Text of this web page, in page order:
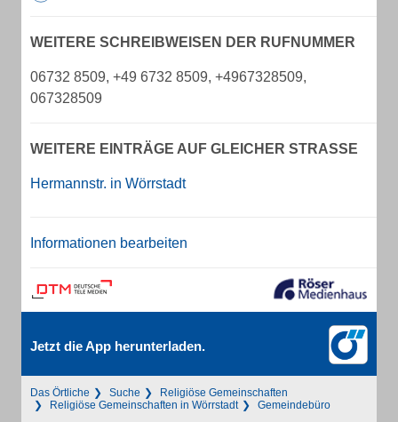
WEITERE SCHREIBWEISEN DER RUFNUMMER
06732 8509, +49 6732 8509, +4967328509,
067328509
WEITERE EINTRÄGE AUF GLEICHER STRASSE
Hermannstr. in Wörrstadt
Informationen bearbeiten
Jetzt die App herunterladen.
Das Örtliche Suche
Religiöse Gemeinschaften
Religiöse Gemeinschaften in Wörrstadt
Gemeindebüro